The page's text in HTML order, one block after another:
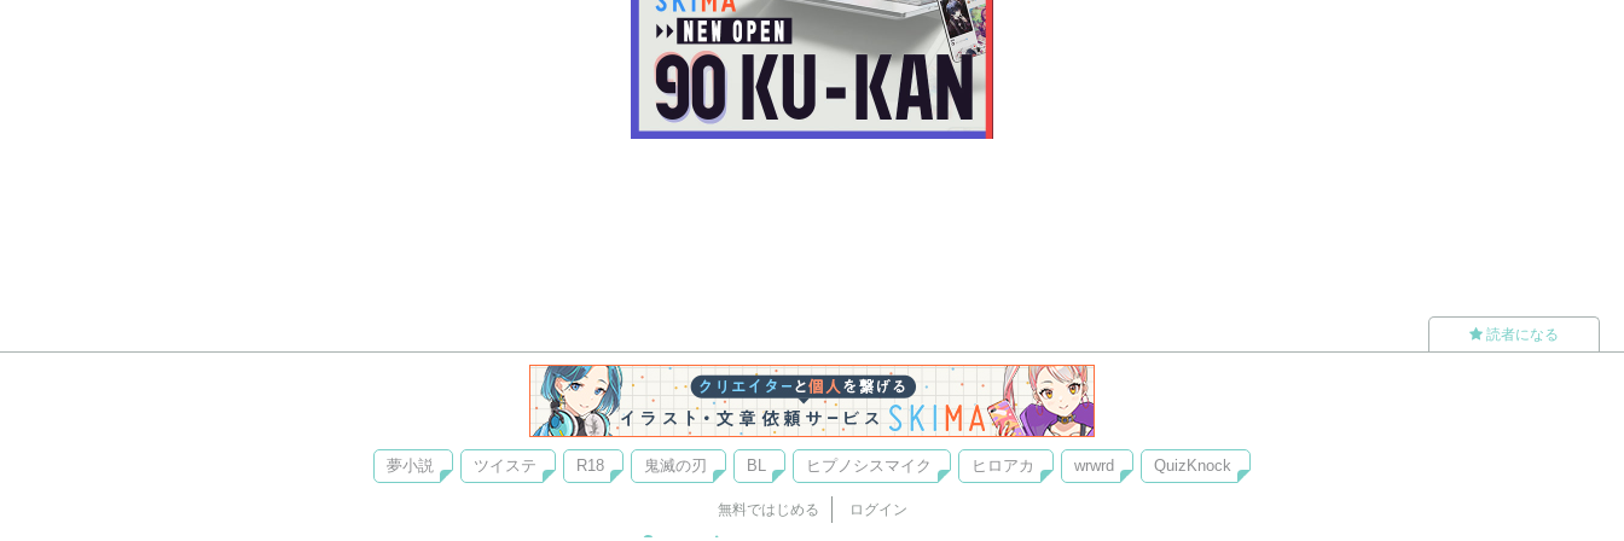
夢小説 ツイステ R18 鬼滅の刃 BL ヒプノシスマイク ヒロアカ wrwrd QuizKnock
無料ではじめる ログイン
読者になる